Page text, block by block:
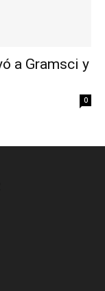
a Gramsci y
0